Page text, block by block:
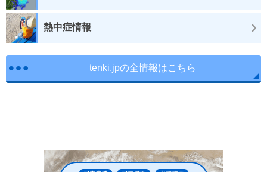
熱中症情報
tenki.jpの全情報はこちら